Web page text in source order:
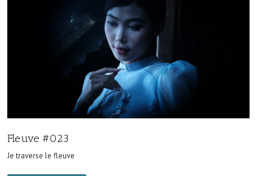
Fleuve #023
Je traverse le fleuve